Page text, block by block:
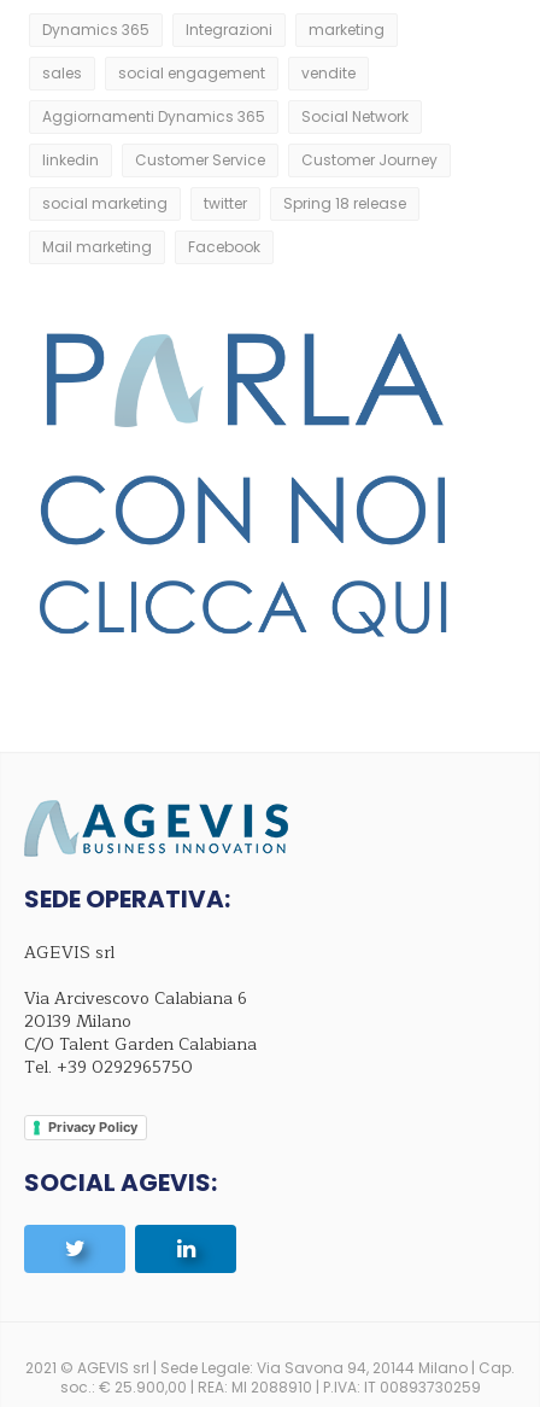
Dynamics 365 Integrazioni marketing
sales social engagement vendite
Aggiornamenti Dynamics 365 Social Network
linkedin Customer Service Customer Journey
social marketing twitter Spring 18 release
Mail marketing Facebook
SEDE OPERATIVA:
AGEVIS srl
Via Arcivescovo Calabiana 6
20139 Milano
C/O Talent Garden Calabiana
Tel. +39 0292965750
Privacy Policy
SOCIAL AGEVIS:
2021 © AGEVIS srl | Sede Legale: Via Savona 94, 20144 Milano | Cap.
soc.: € 25.900,00 | REA: MI 2088910 | P.IVA: IT 00893730259